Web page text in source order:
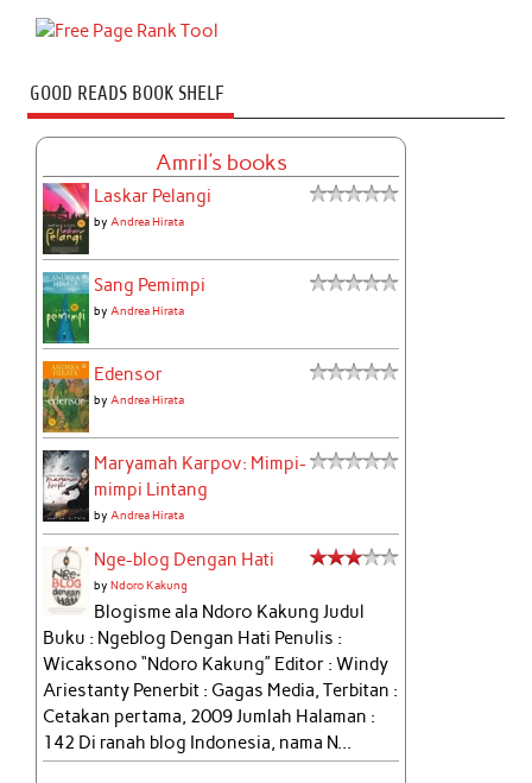
GOOD READS BOOK SHELF
Amril's books
Laskar Pelangi
byAndrea Hirata
Sang Pemimpi
byAndrea Hirata
Edensor
byAndrea Hirata
Maryamah Karpov: Mimpi-
mimpi Lintang
byAndrea Hirata
Nge-blog Dengan Hati
byNdoro Kakung
Blogisme ala Ndoro Kakung Judul
Buku : Ngeblog Dengan Hati Penulis :
Wicaksono “Ndoro Kakung” Editor : Windy
Ariestanty Penerbit : Gagas Media, Terbitan :
Cetakan pertama, 2009 Jumlah Halaman :
142 Di ranah blog Indonesia, nama N...